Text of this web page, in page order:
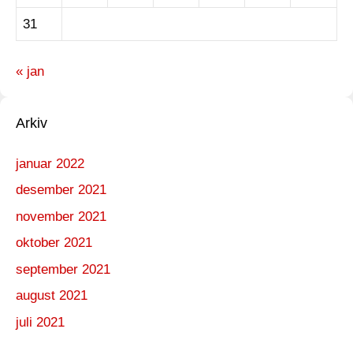
31
« jan
Arkiv
januar 2022
desember 2021
november 2021
oktober 2021
september 2021
august 2021
juli 2021